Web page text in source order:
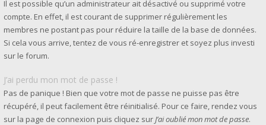
Il est possible qu’un administrateur ait désactivé ou supprimé votre
compte. En effet, il est courant de supprimer régulièrement les
membres ne postant pas pour réduire la taille de la base de données.
Si cela vous arrive, tentez de vous ré-enregistrer et soyez plus investi
sur le forum.
J’ai perdu mon mot de passe !
Pas de panique ! Bien que votre mot de passe ne puisse pas être
récupéré, il peut facilement être réinitialisé. Pour ce faire, rendez vous
sur la page de connexion puis cliquez surJ’ai oublié mon mot de passe.